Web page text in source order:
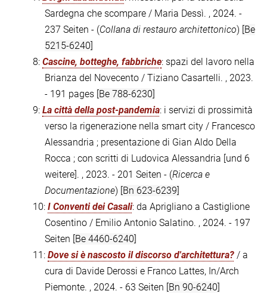
Sardegna che scompare / Maria Dessì. , 2024. -
237 Seiten - (Collana di restauro architettonico) [Be
5215-6240]
8: Cascine, botteghe, fabbriche: spazi del lavoro nella
Brianza del Novecento / Tiziano Casartelli. , 2023.
- 191 pages [Be 788-6230]
9: La città della post-pandemia: i servizi di prossimità
verso la rigenerazione nella smart city / Francesco
Alessandria ; presentazione di Gian Aldo Della
Rocca ; con scritti di Ludovica Alessandria [und 6
weitere]. , 2023. - 201 Seiten - (Ricerca e
Documentazione) [Bn 623-6239]
10: I Conventi dei Casali: da Aprigliano a Castiglione
Cosentino / Emilio Antonio Salatino. , 2024. - 197
Seiten [Be 4460-6240]
11: Dove si è nascosto il discorso d'architettura? / a
cura di Davide Derossi e Franco Lattes, In/Arch
Piemonte. , 2024. - 63 Seiten [Bn 90-6240]